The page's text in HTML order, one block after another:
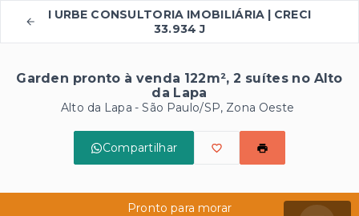
I URBE CONSULTORIA IMOBILIÁRIA | CRECI
33.934 J
Garden pronto à venda 122m², 2 suítes no Alto
da Lapa
Alto da Lapa - São Paulo/SP, Zona Oeste
Compartilhar
Pronto para morar